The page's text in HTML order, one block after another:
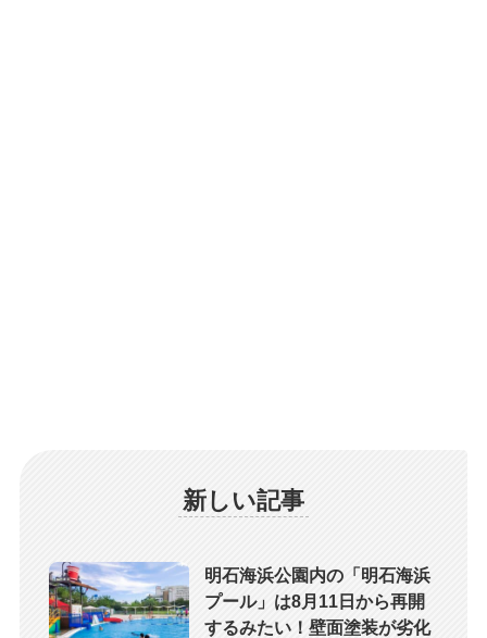
新しい記事
明石海浜公園内の「明石海浜
プール」は8月11日から再開
するみたい！壁面塗装が劣化